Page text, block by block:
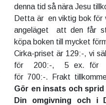
denna tid så nära Jesu
Detta är en viktig bok
angeläget att den får
köpa boken till mycket
Cirka-priset är 129:-, vi
för 200:-, 5 ex. för
för 700:-. Frakt
Gör en insats och
Din omgivning och i